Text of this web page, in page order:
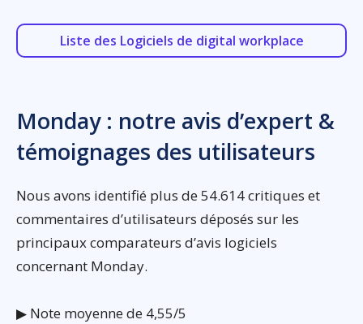
Liste des Logiciels de digital workplace
Monday : notre avis d’expert &
témoignages des utilisateurs
Nous avons identifié plus de 54.614 critiques et
commentaires d’utilisateurs déposés sur les
principaux comparateurs d’avis logiciels
concernant Monday.
▶ Note moyenne de 4,55/5